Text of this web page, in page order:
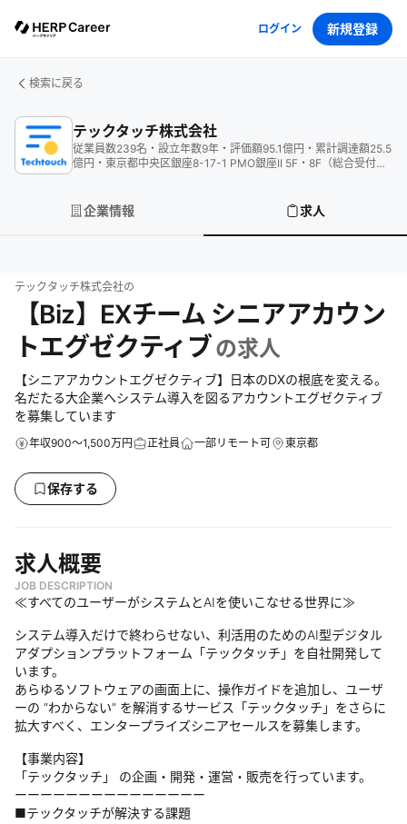
ログイン 新規登録
検索に戻る
テックタッチ株式会社
従業員数239名 ・ 設立年数9年 ・ 評価額95.1億円 ・ 累計調達額25.5
億円 ・ 東京都中央区銀座8-17-1 PMO銀座II 5F・8F（総合受付
企業情報 求人
テックタッチ株式会社の
【Biz】EXチーム シニアアカウン
トエグゼクティブの求人
【シニアアカウントエグゼクティブ】日本のDXの根底を変える。
名だたる大企業へシステム導入を図るアカウントエグゼクティブ
を募集しています
年収900～1,500万円 正社員 一部リモート可 東京都
保存する
求人概要
JOB DESCRIPTION
≪すべてのユーザーがシステムとAIを使いこなせる世界に≫
システム導入だけで終わらせない、利活用のためのAI型デジタル
アダプションプラットフォーム「テックタッチ」を自社開発して
います。
あらゆるソフトウェアの画面上に、操作ガイドを追加し、ユーザ
ーの “わからない” を解消するサービス「テックタッチ」をさらに
拡大すべく、エンタープライズシニアセールスを募集します。
【事業内容】
「テックタッチ」 の企画・開発・運営・販売を行っています。
ーーーーーーーーーーーーーーー
■テックタッチが解決する課題